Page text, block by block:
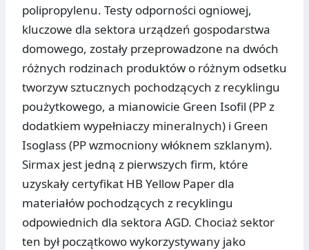
polipropylenu. Testy odporności ogniowej,
kluczowe dla sektora urządzeń gospodarstwa
domowego, zostały przeprowadzone na dwóch
różnych rodzinach produktów o różnym odsetku
tworzyw sztucznych pochodzących z recyklingu
poużytkowego, a mianowicie Green Isofil (PP z
dodatkiem wypełniaczy mineralnych) i Green
Isoglass (PP wzmocniony włóknem szklanym).
Sirmax jest jedną z pierwszych firm, które
uzyskały certyfikat HB Yellow Paper dla
materiałów pochodzących z recyklingu
odpowiednich dla sektora AGD. Chociaż sektor
ten był początkowo wykorzystywany jako